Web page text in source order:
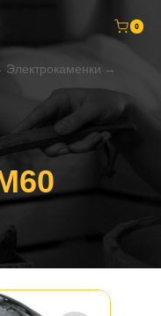
0
Электрокаменки →